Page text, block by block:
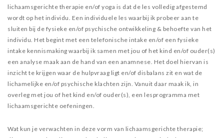
lichaamsgerichte therapie en/of yoga is dat de les volledig afgestemd
wordt op het individu. Een individuele les waarbij ik probeer aan te
sluiten bij de fysieke en/of psychische ontwikkeling & behoefte van het
individu. Het begint met een telefonische intake en/of een fysieke
intake kennismaking waarbij ik samen met jou of het kind en/of ouder(s)
een analyse maak aan de hand van een anamnese. Het doel hiervan is
inzicht te krijgen waar de hulpvraag ligt en/of disbalans zit en wat de
lichamelijke en/of psychische klachten zijn. Vanuit daar maak ik, in
overleg met jou of het kind en/of ouder(s), een lesprogramma met
lichaamsgerichte oefeningen.
Wat kun je verwachten in deze vorm van lichaamsgerichte therapie;